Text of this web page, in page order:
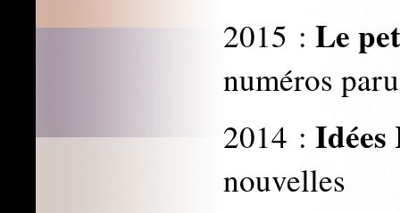
2015 : Le
numéros
2014 : Idées
nouvelles